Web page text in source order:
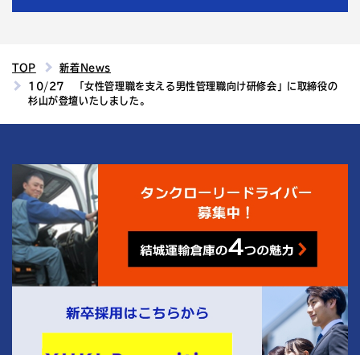
TOP
新着News
10/27 「女性管理職を支える男性管理職向け研修会」に取締役の
杉山が登壇いたしました。
結城運輸倉庫の4